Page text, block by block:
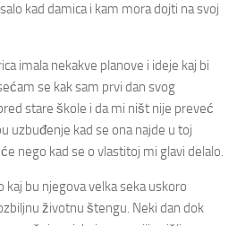
kad damica i kam mora dojti na svoj
imala nekakve planove i ideje kaj bi
se kak sam prvi dan svog
stare škole i da mi ništ nije preveć
uzbuđenje kad se ona najde u toj
nego kad se o vlastitoj mi glavi delalo.
kaj bu njegova velka seka uskoro
životnu štengu. Neki dan dok